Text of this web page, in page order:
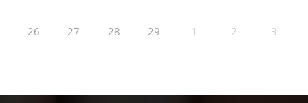
26 27 28 29 1 2 3